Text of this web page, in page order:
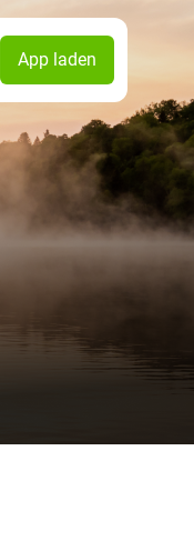
App laden